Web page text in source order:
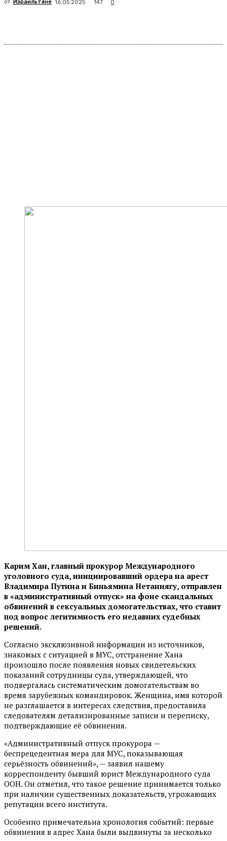
от Израильтяне 16.05.2025 147 0
Карим Хан, главный прокурор Международного
уголовного суда, инициировавший ордера на арест
Владимира Путина и Биньямина Нетаниягу, отправлен
в «административный отпуск» на фоне скандальных
обвинений в сексуальных домогательствах, что ставит
под вопрос легитимность его недавних судебных
решений.
Согласно эксклюзивной информации из источников,
знакомых с ситуацией в МУС, отстранение Хана
произошло после появления новых свидетельских
показаний сотрудницы суда, утверждающей, что
подвергалась систематическим домогательствам во
время зарубежных командировок. Женщина, имя которой
не разглашается в интересах следствия, предоставила
следователям детализированные записи и переписку,
подтверждающие её обвинения.
«Административный отпуск прокурора —
беспрецедентная мера для МУС, показывающая
серьёзность обвинений», — заявил нашему
корреспонденту бывший юрист Международного суда
ООН. Он отметил, что такое решение принимается только
при наличии существенных доказательств, угрожающих
репутации всего института.
Особенно примечательна хронология событий: первые
обвинения в адрес Хана были выдвинуты за несколько